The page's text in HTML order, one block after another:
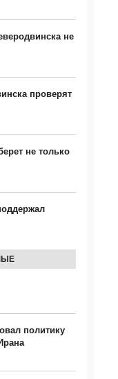
не
проверят
не только
политику